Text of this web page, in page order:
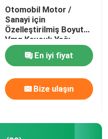
Otomobil Motor /
Sanayi için
Özelleştirilmiş Boyut
Vmq Kauçuk Yağı
Dudak Mühür
En iyi fiyat
Bize ulaşın